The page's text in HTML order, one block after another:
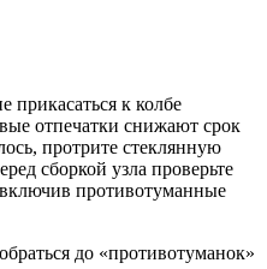
прикасаться к колбе
отпечатки снижают срок
протрите стеклянную
сборкой узла проверьте
противотуманные
до «противотуманок»